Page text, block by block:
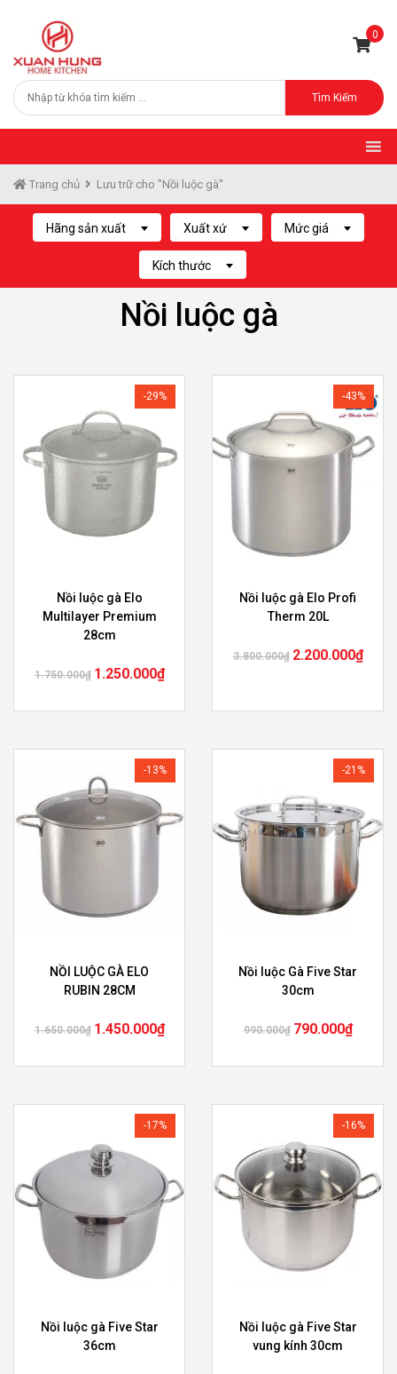
0
Tìm Kiếm
Trang chủ Lưu trữ cho "Nồi luộc gà"
Hãng sản xuất Xuất xứ Mức giá
Kích thước
Nồi luộc gà
-29%
Nồi luộc gà Elo
Multilayer Premium
28cm
1.750.000₫ 1.250.000₫
-43%
Nồi luộc gà Elo Profi
Therm 20L
3.800.000₫ 2.200.000₫
-13%
NỒI LUỘC GÀ ELO
RUBIN 28CM
1.650.000₫ 1.450.000₫
-21%
Nồi luộc Gà Five Star
30cm
990.000₫ 790.000₫
-17%
Nồi luộc gà Five Star
36cm
-16%
Nồi luộc gà Five Star
vung kính 30cm